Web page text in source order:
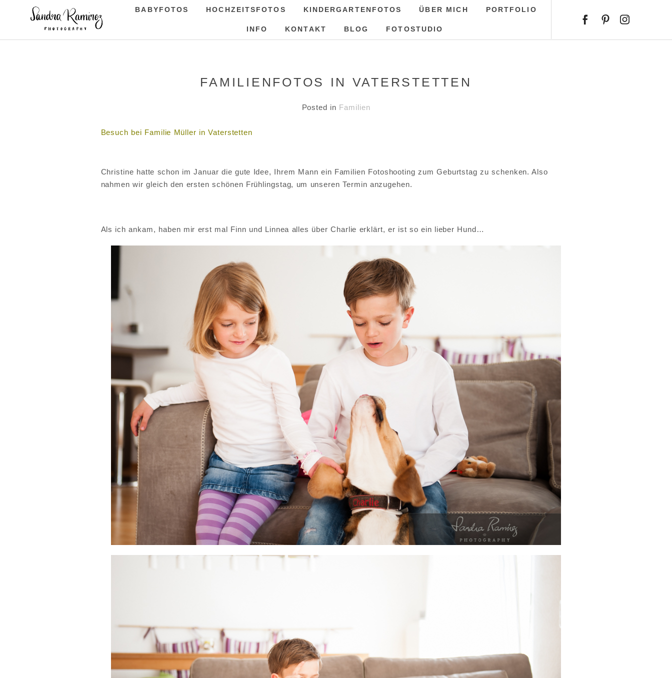
BABYFOTOS HOCHZEITSFOTOS KINDERGARTENFOTOS ÜBER MICH PORTFOLIO
INFO KONTAKT BLOG FOTOSTUDIO
FAMILIENFOTOS IN VATERSTETTEN
Posted in Familien
Besuch bei Familie Müller in Vaterstetten
Christine hatte schon im Januar die gute Idee, Ihrem Mann ein Familien Fotoshooting zum Geburtstag zu schenken. Also
nahmen wir gleich den ersten schönen Frühlingstag, um unseren Termin anzugehen.
Als ich ankam, haben mir erst mal Finn und Linnea alles über Charlie erklärt, er ist so ein lieber Hund…